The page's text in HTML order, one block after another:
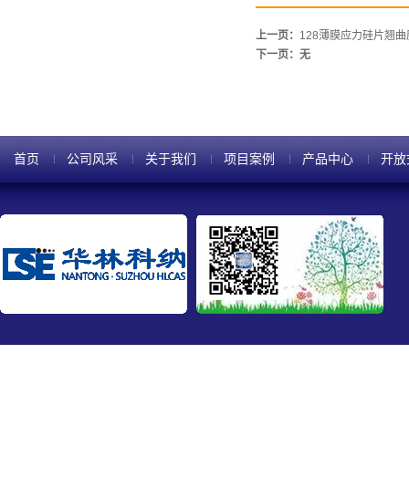
上一页： 128薄膜应力硅片翘
下一页：无
首页 公司风采 关于我们 项目案例 产品中心 开放